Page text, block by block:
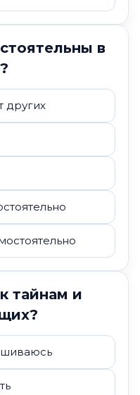
в
других
тайнам и